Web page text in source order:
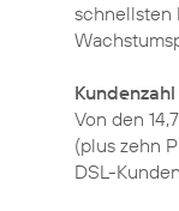
schnellsten
Von den
(plus zehn
DSL-